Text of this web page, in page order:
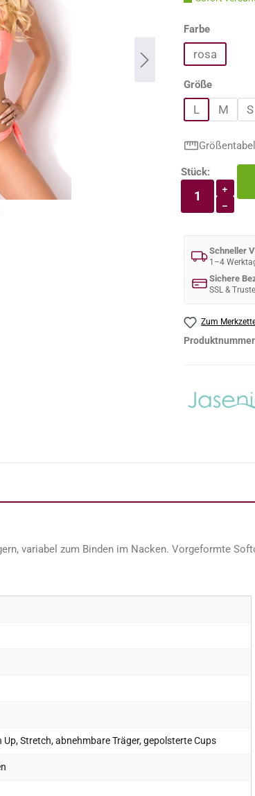
Farbeauswählen
rosa
Größe
L M S
Produkt
Stück:
+
−
Schneller
1–4
Sichere
SSL &
Zum
variabel zum Binden im Nacken. Vorgeformte
Up, Stretch, abnehmbare Träger, gepolsterte Cups